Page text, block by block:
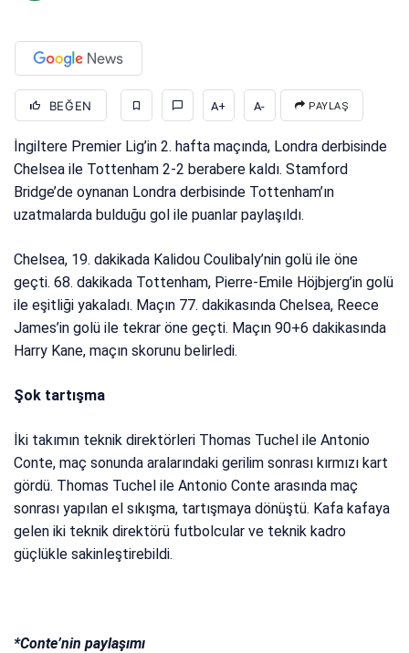
BEĞEN A+ A- PAYLAŞ
İngiltere Premier Lig’in 2. hafta maçında, Londra derbisinde
Chelsea ile Tottenham 2-2 berabere kaldı. Stamford
Bridge’de oynanan Londra derbisinde Tottenham’ın
uzatmalarda bulduğu gol ile puanlar paylaşıldı.
Chelsea, 19. dakikada Kalidou Coulibaly’nin golü ile öne
geçti. 68. dakikada Tottenham, Pierre-Emile Höjbjerg’in golü
ile eşitliği yakaladı. Maçın 77. dakikasında Chelsea, Reece
James’in golü ile tekrar öne geçti. Maçın 90+6 dakikasında
Harry Kane, maçın skorunu belirledi.
Şok tartışma
İki takımın teknik direktörleri Thomas Tuchel ile Antonio
Conte, maç sonunda aralarındaki gerilim sonrası kırmızı kart
gördü. Thomas Tuchel ile Antonio Conte arasında maç
sonrası yapılan el sıkışma, tartışmaya dönüştü. Kafa kafaya
gelen iki teknik direktörü futbolcular ve teknik kadro
güçlükle sakinleştirebildi.
*Conte’nin paylaşımı